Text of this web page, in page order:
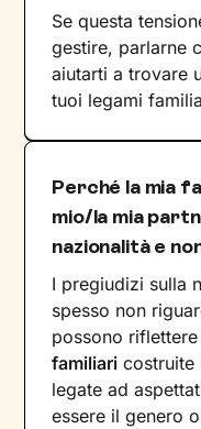
Se questa
gestire, parlarne
aiutarti a trovare
tuoi legami
Perché la mia
mio/la mia
nazionalità e
I pregiudizi sulla
spesso non
possono
familiari costruite
legate ad
essere il genero